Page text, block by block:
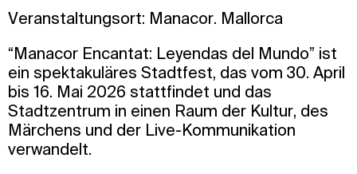
Veranstaltungsort: Manacor. Mallorca
“Manacor Encantat: Leyendas del Mundo” ist
ein spektakuläres Stadtfest, das vom 30. April
bis 16. Mai 2026 stattfindet und das
Stadtzentrum in einen Raum der Kultur, des
Märchens und der Live-Kommunikation
verwandelt.